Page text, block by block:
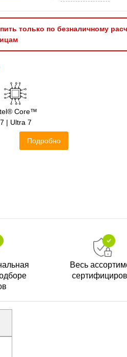
только по безналичному
Core™
| Ultra 7
Подробно
Весь